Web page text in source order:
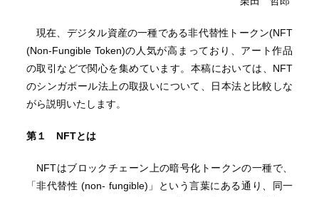
現在、デジタル資産の一種である非代替性トークン(NFT
(Non-Fungible Token)の人気が高まっており、アート作品
の取引などで関心を集めています。本稿においては、NFT
のシンガポール法上の取扱いについて、日本法と比較しな
がら説明いたします。
第１ NFTとは
NFTはブロックチェーン上の暗号化トークンの一種で、
「非代替性 (non- fungible)」という言葉にある通り、同一